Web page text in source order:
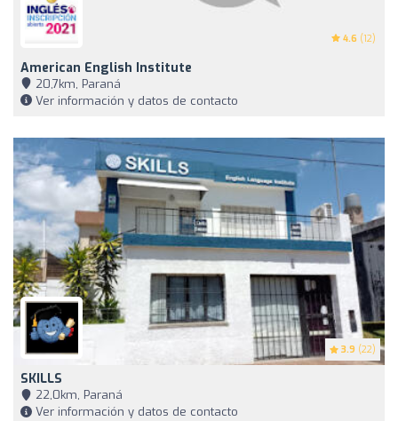
4.6 (12)
American English Institute
20,7km, Paraná
Ver información y datos de contacto
3.9 (22)
SKILLS
22,0km, Paraná
Ver información y datos de contacto